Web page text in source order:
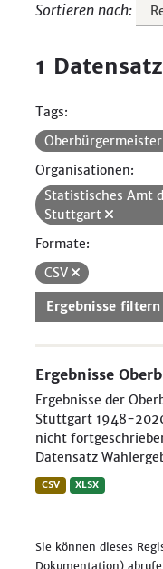
Sortieren nach
1
Tags:
Oberbürgermeister
Organisationen:
Statistisches Amt
Stuttgart
Formate:
CSV
Ergebnisse filtern
Ergebnisse
Ergebnisse der
Stuttgart 1948-
nicht
Datensatz
CSV XLSX
Sie können dieses
Dokumentation)